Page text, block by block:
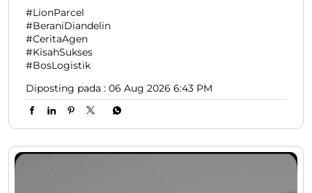
#LionParcel
#BeraniDiandelin
#CeritaAgen
#KisahSukses
#BosLogistik
Diposting pada : 06 Aug 2026 6:43 PM